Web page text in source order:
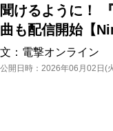
聞けるように！
曲も配信開始【
文： 電撃オンライン
公開日時： 2026年06月02日(